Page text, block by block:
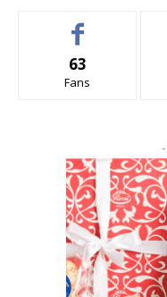
63
Fans
-